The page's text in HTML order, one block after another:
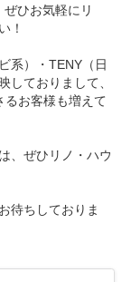
ひお気軽にリ
！
系）・TENY（日
しておりまして、
るお客様も増えて
、ぜひリノ・ハウ
待ちしておりま